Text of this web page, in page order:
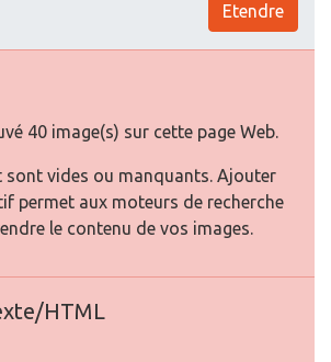
Etendre
40 image(s) sur cette page Web.
vides ou manquants. Ajouter
permet aux moteurs de recherche
le contenu de vos images.
HTML